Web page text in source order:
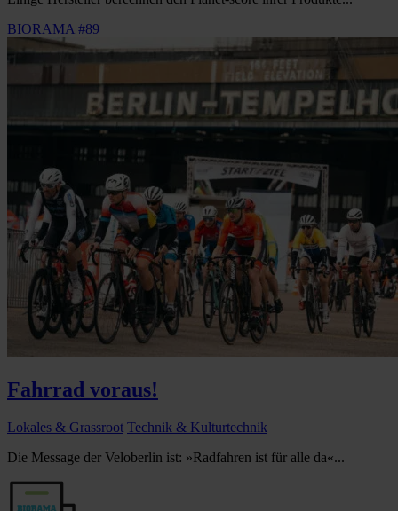
BIORAMA #89
Fahrrad voraus!
Lokales & Grassroot Technik & Kulturtechnik
Die Message der Veloberlin ist: »Radfahren ist für alle da«...